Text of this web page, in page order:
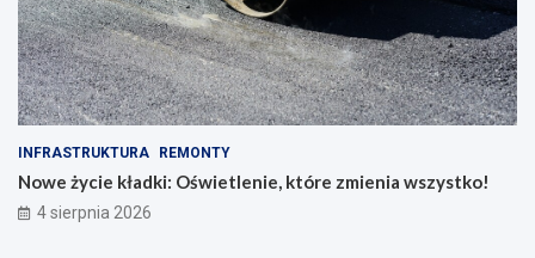
INFRASTRUKTURA REMONTY
Nowe życie kładki: Oświetlenie, które zmienia wszystko!
4 sierpnia 2026